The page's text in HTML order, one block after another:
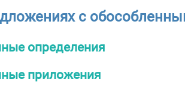
с
определения
приложения